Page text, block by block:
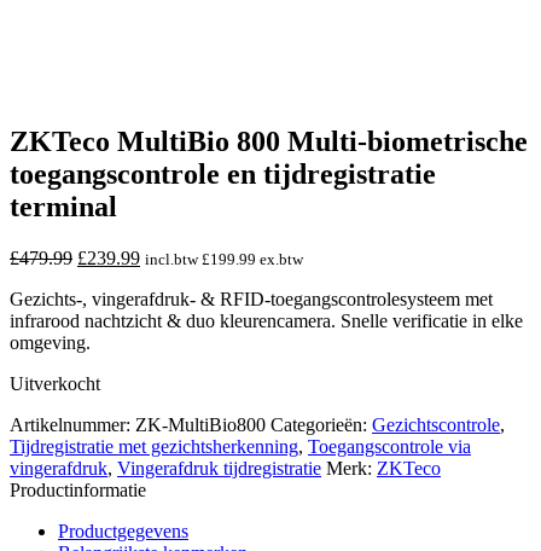
ZKTeco MultiBio 800 Multi-biometrische
toegangscontrole en tijdregistratie
terminal
£479.99 Oorspronkelijke
was:
£479.99.
£239.99Huidige
is:
£239.99.
incl.btw£199.99 ex.btw
Gezichts-, vingerafdruk- & RFID-toegangscontrolesysteem met
infrarood nachtzicht & duo kleurencamera. Snelle verificatie in elke
omgeving.
Uitverkocht
Artikelnummer: ZK-MultiBio800 Categorieën: Gezichtscontrole,
Tijdregistratie met gezichtsherkenning, Toegangscontrole via
vingerafdruk, Vingerafdruk tijdregistratie Merk: ZKTeco
Productinformatie
Productgegevens